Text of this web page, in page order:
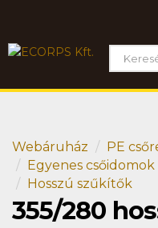
Webáruház
PE
Egyenes csőidomok
Hosszú szűkítők
355/280